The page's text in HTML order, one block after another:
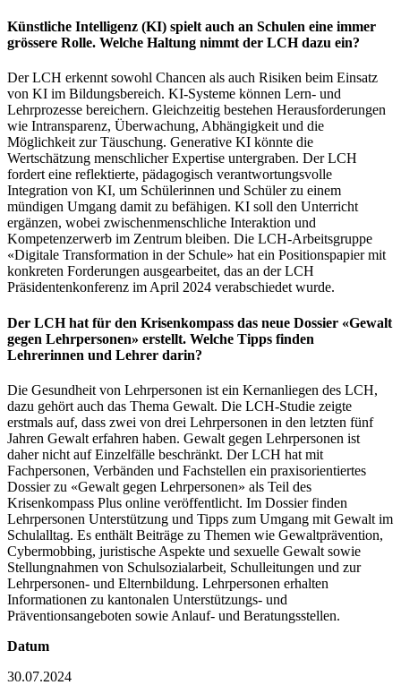
Künstliche Intelligenz (KI) spielt auch an Schulen eine immer
grössere Rolle. Welche Haltung nimmt der LCH dazu ein?
Der LCH erkennt sowohl Chancen als auch Risiken beim Einsatz
von KI im Bildungsbereich. KI-Systeme können Lern- und
Lehrprozesse bereichern. Gleichzeitig bestehen Herausforderungen
wie Intransparenz, Überwachung, Abhängigkeit und die
Möglichkeit zur Täuschung. Generative KI könnte die
Wertschätzung menschlicher Expertise untergraben. Der LCH
fordert eine reflektierte, pädagogisch verantwortungsvolle
Integration von KI, um Schülerinnen und Schüler zu einem
mündigen Umgang damit zu befähigen. KI soll den Unterricht
ergänzen, wobei zwischenmenschliche Interaktion und
Kompetenzerwerb im Zentrum bleiben. Die LCH-Arbeitsgruppe
«Digitale Transformation in der Schule» hat ein Positionspapier mit
konkreten Forderungen ausgearbeitet, das an der LCH
Präsidentenkonferenz im April 2024 verabschiedet wurde.
Der LCH hat für den Krisenkompass das neue Dossier «Gewalt
gegen Lehrpersonen» erstellt. Welche Tipps finden
Lehrerinnen und Lehrer darin?
Die Gesundheit von Lehrpersonen ist ein Kernanliegen des LCH,
dazu gehört auch das Thema Gewalt. Die LCH-Studie zeigte
erstmals auf, dass zwei von drei Lehrpersonen in den letzten fünf
Jahren Gewalt erfahren haben. Gewalt gegen Lehrpersonen ist
daher nicht auf Einzelfälle beschränkt. Der LCH hat mit
Fachpersonen, Verbänden und Fachstellen ein praxisorientiertes
Dossier zu «Gewalt gegen Lehrpersonen» als Teil des
Krisenkompass Plus online veröffentlicht. Im Dossier finden
Lehrpersonen Unterstützung und Tipps zum Umgang mit Gewalt im
Schulalltag. Es enthält Beiträge zu Themen wie Gewaltprävention,
Cybermobbing, juristische Aspekte und sexuelle Gewalt sowie
Stellungnahmen von Schulsozialarbeit, Schulleitungen und zur
Lehrpersonen- und Elternbildung. Lehrpersonen erhalten
Informationen zu kantonalen Unterstützungs- und
Präventionsangeboten sowie Anlauf- und Beratungsstellen.
Datum
30.07.2024